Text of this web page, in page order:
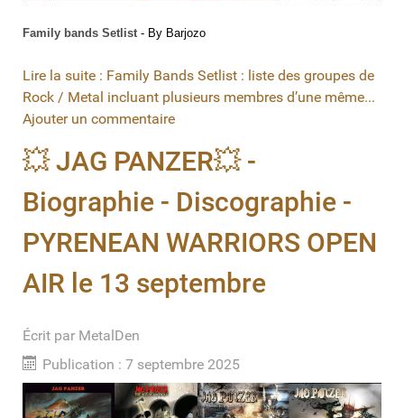
Family bands Setlist - By Barjozo
Lire la suite : Family Bands Setlist : liste des groupes de
Rock / Metal incluant plusieurs membres d’une même...
Ajouter un commentaire
💥 JAG PANZER💥 -
Biographie - Discographie -
PYRENEAN WARRIORS OPEN
AIR le 13 septembre
Écrit par MetalDen
Publication : 7 septembre 2025